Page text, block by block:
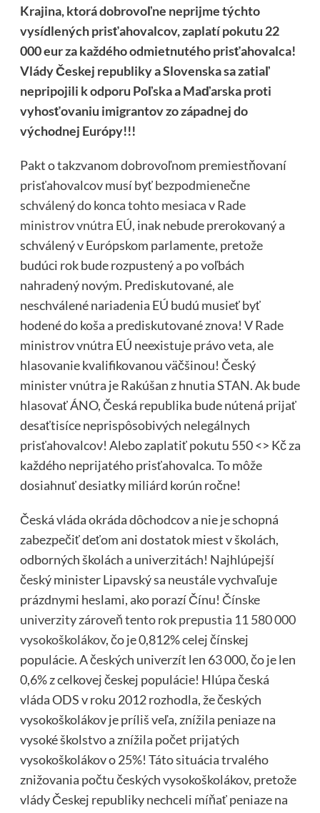
Krajina, ktorá dobrovoľne neprijme týchto
vysídlených prisťahovalcov, zaplatí pokutu 22
000 eur za každého odmietnutého prisťahovalca!
Vlády Českej republiky a Slovenska sa zatiaľ
nepripojili k odporu Poľska a Maďarska proti
vyhosťovaniu imigrantov zo západnej do
východnej Európy!!!
Pakt o takzvanom dobrovoľnom premiestňovaní
prisťahovalcov musí byťbezpodmienečne
schválený do konca tohto mesiaca v Rade
ministrov vnútra EÚ, inak nebude prerokovaný a
schválený v Európskom parlamente, pretože
budúci rok bude rozpustený a po voľbách
nahradený novým. Prediskutované, ale
neschválené nariadenia EÚ budú musieť byť
hodené do koša a prediskutované znova! V Rade
ministrov vnútra EÚ neexistuje právo veta, ale
hlasovanie kvalifikovanou väčšinou! Český
minister vnútra je Rakúšan z hnutia STAN. Ak bude
hlasovať ÁNO, Česká republika bude nútená prijať
desaťtisíce neprispôsobivých nelegálnych
prisťahovalcov! Alebo zaplatiť pokutu 550 <> Kč za
každého neprijatého prisťahovalca. To môže
dosiahnuť desiatky miliárd korún ročne!
Česká vláda okráda dôchodcov a nie je schopná
zabezpečiť deťom ani dostatok miest v školách,
odborných školách a univerzitách! Najhlúpejší
český minister Lipavský sa neustále vychvaľuje
prázdnymi heslami, ako porazí Čínu! Čínske
univerzity zároveň tento rok prepustia 11 580 000
vysokoškolákov, čo je 0,812% celej čínskej
populácie. A českých univerzít len 63 000, čo je len
0,6% z celkovej českej populácie! Hlúpa česká
vláda ODS v roku 2012 rozhodla, že českých
vysokoškolákov je príliš veľa, znížila peniaze na
vysoké školstvo a znížila počet prijatých
vysokoškolákov o 25%! Táto situácia trvalého
znižovania počtu českých vysokoškolákov, pretože
vlády Českej republiky nechceli míňať peniaze na